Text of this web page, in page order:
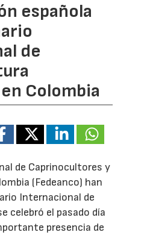
española
de
Colombia
de Caprinocultores y
(Fedeanco) han
Internacional de
celebró el pasado día
presencia de